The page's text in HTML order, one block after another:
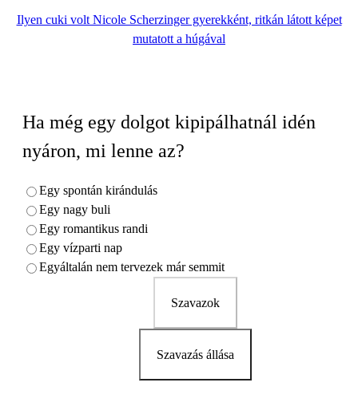
Ilyen cuki volt Nicole Scherzinger gyerekként, ritkán látott képet
mutatott a húgával
Ha még egy dolgot kipipálhatnál idén
nyáron, mi lenne az?
Egy spontán kirándulás
Egy nagy buli
Egy romantikus randi
Egy vízparti nap
Egyáltalán nem tervezek már semmit
Szavazok
Szavazás állása